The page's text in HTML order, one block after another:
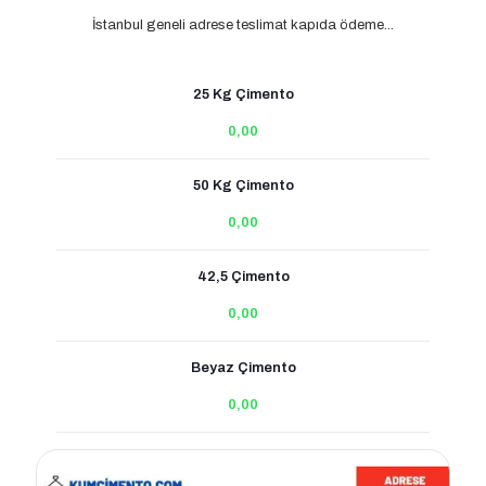
İstanbul geneli adrese teslimat kapıda ödeme...
25 Kg Çimento
0,00
50 Kg Çimento
0,00
42,5 Çimento
0,00
Beyaz Çimento
0,00